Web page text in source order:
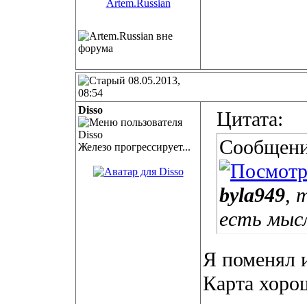
08.05.2013,
08:54
Disso
Железо прогрессирует...
Цитата:
byla949,
есть
Я поменял
Карта